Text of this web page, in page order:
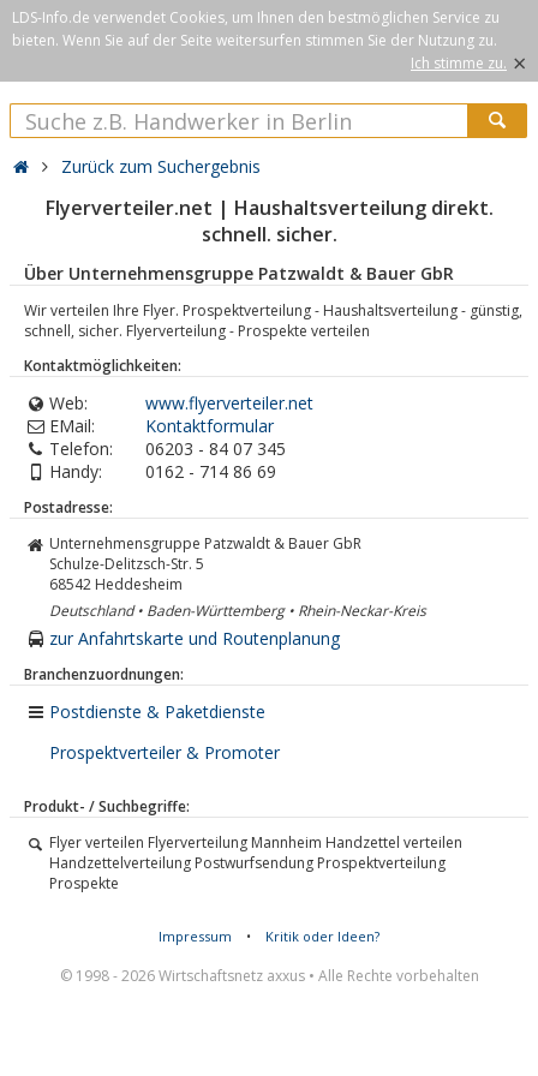
LDS-Info.de verwendet Cookies, um Ihnen den bestmöglichen Service zu
bieten. Wenn Sie auf der Seite weitersurfen stimmen Sie der Nutzung zu.
Ich stimme zu. ×
Zurück zum Suchergebnis
Flyerverteiler.net | Haushaltsverteilung direkt.
schnell. sicher.
Über Unternehmensgruppe Patzwaldt & Bauer GbR
Wir verteilen Ihre Flyer. Prospektverteilung - Haushaltsverteilung - günstig,
schnell, sicher. Flyerverteilung - Prospekte verteilen
Kontaktmöglichkeiten:
Web:
www.flyerverteiler.net
EMail:
Kontaktformular
Telefon:
06203 - 84 07 345
Handy:
0162 - 714 86 69
Postadresse:
Unternehmensgruppe Patzwaldt & Bauer GbR
Schulze-Delitzsch-Str. 5
68542 Heddesheim
Deutschland • Baden-Württemberg • Rhein-Neckar-Kreis
zur Anfahrtskarte und Routenplanung
Branchenzuordnungen:
Postdienste & Paketdienste
Prospektverteiler & Promoter
Produkt- / Suchbegriffe:
Flyer verteilen Flyerverteilung Mannheim Handzettel verteilen
Handzettelverteilung Postwurfsendung Prospektverteilung
Prospekte
Impressum • Kritik oder Ideen?
© 1998 - 2026 Wirtschaftsnetz axxus • Alle Rechte vorbehalten